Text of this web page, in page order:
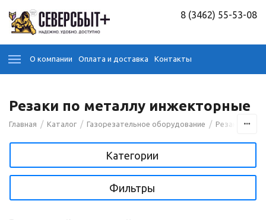
8 (3462) 55-53-08
О компании Оплата и доставка Контакты
Резаки по металлу инжекторные
Главная / Каталог / Газорезательное оборудование / Резаки по
Категории
Фильтры